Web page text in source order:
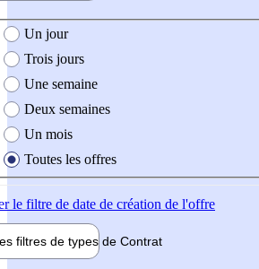
création de l'offre
Un jour
Trois jours
Une semaine
Deux semaines
Un mois
Toutes les offres
le filtre de date de création de l'offre
filtres de types de Contrat